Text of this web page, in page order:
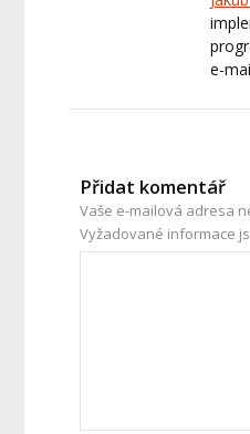
e-
Přidat komentář
Vaše e-mailová adresa
Vyžadované informace